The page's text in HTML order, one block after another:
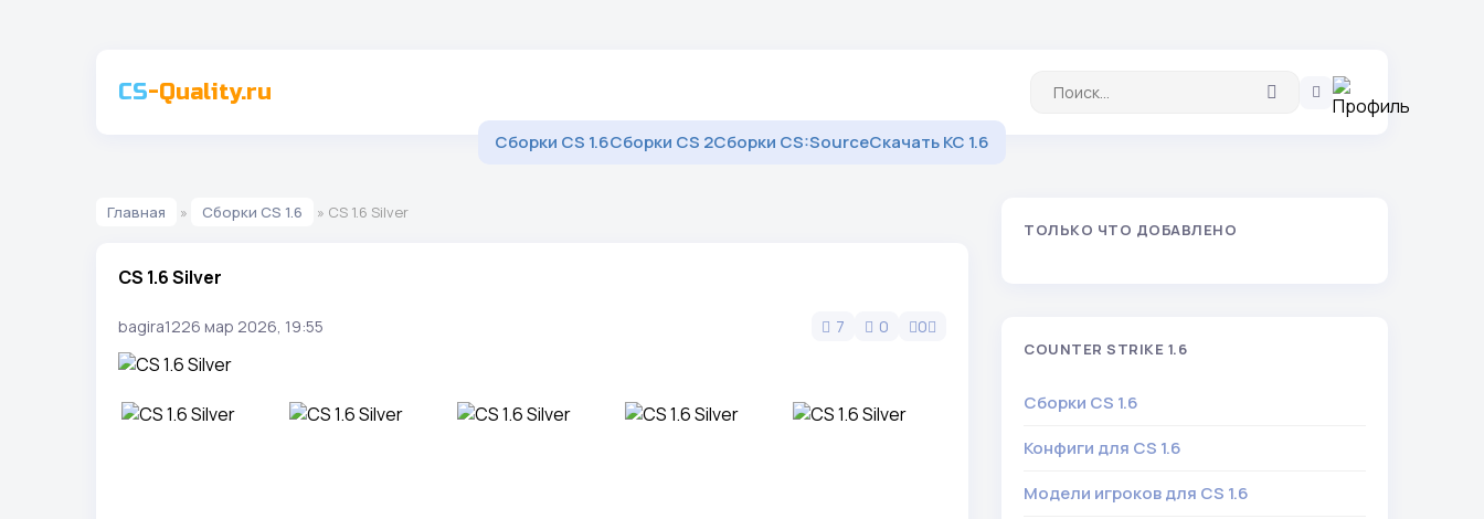
CS-Quality.ru
Сборки CS 1.6Сборки CS 2Сборки CS:SourceСкачать КС 1.6
Главная » Сборки CS 1.6 » CS 1.6 Silver
CS 1.6 Silver
bagira1226 мар 2026, 19:55 7 0 0
ТОЛЬКО ЧТО ДОБАВЛЕНО
COUNTER STRIKE 1.6
Сборки CS 1.6
Конфиги для CS 1.6
Модели игроков для CS 1.6